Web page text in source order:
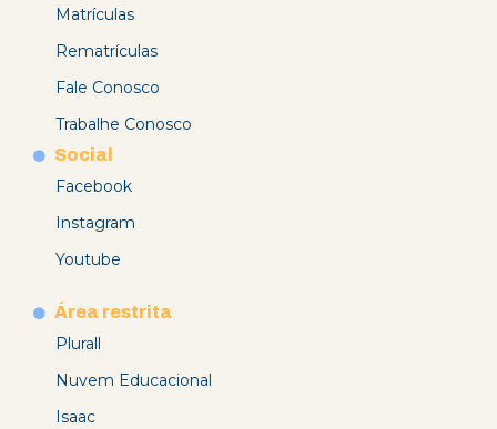
Matrículas
Rematrículas
Fale Conosco
Trabalhe Conosco
Social
Facebook
Instagram
Youtube
Área restrita
Plurall
Nuvem Educacional
Isaac